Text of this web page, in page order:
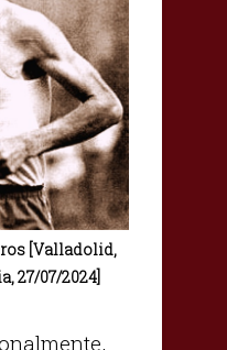
[Valladolid,
27/07/2024]